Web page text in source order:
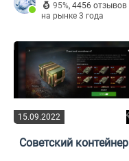
95%, 4456 отзывов
на рынке 3 года
15.09.2022
Советский контейнер